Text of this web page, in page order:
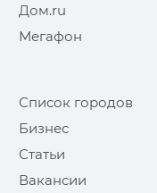
Дом.ru
Мегафон
Список городов
Бизнес
Статьи
Вакансии